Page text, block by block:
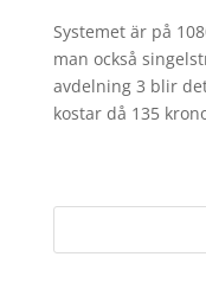
Systemet är på
man också
avdelning 3 blir
kostar då 135